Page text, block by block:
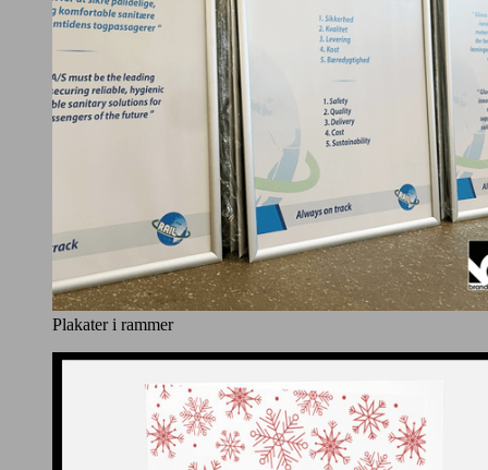
Plakater i rammer